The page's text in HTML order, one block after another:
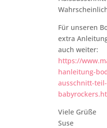
Für unseren
extra
auch weiter:
https://
hanleitung-
ausschnitt-
Viele Grüße
Suse